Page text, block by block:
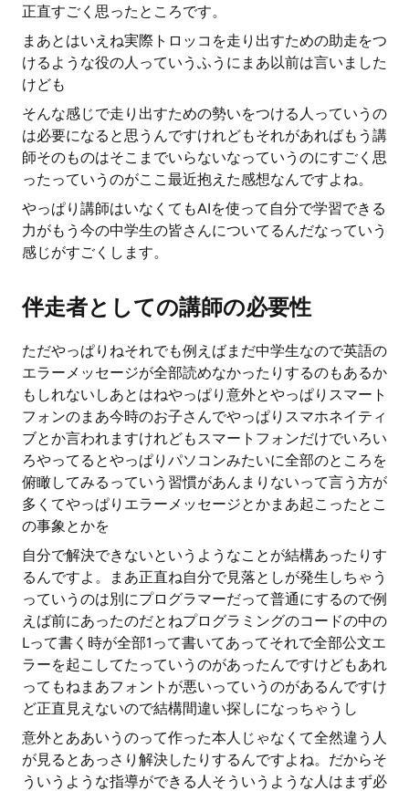
正直すごく思ったところです。
まあとはいえね実際トロッコを走り出すための助走をつ
けるような役の人っていうふうにまあ以前は言いました
けども
そんな感じで走り出すための勢いをつける人っていうの
は必要になると思うんですけれどもそれがあればもう講
師そのものはそこまでいらないなっていうのにすごく思
ったっていうのがここ最近抱えた感想なんですよね。
やっぱり講師はいなくてもAIを使って自分で学習できる
力がもう今の中学生の皆さんについてるんだなっていう
感じがすごくします。
伴走者としての講師の必要性
ただやっぱりねそれでも例えばまだ中学生なので英語の
エラーメッセージが全部読めなかったりするのもあるか
もしれないしあとはねやっぱり意外とやっぱりスマート
フォンのまあ今時のお子さんでやっぱりスマホネイティ
ブとか言われますけれどもスマートフォンだけでいろい
ろやってるとやっぱりパソコンみたいに全部のところを
俯瞰してみるっていう習慣があんまりないって言う方が
多くてやっぱりエラーメッセージとかまあ起こったとこ
の事象とかを
自分で解決できないというようなことが結構あったりす
るんですよ。まあ正直ね自分で見落としが発生しちゃう
っていうのは別にプログラマーだって普通にするので例
えば前にあったのだとねプログラミングのコードの中の
Lって書く時が全部1って書いてあってそれで全部公文エ
ラーを起こしてたっていうのがあったんですけどもあれ
ってもねまあフォントが悪いっていうのがあるんですけ
ど正直見えないので結構間違い探しになっちゃうし
意外とああいうのって作った本人じゃなくて全然違う人
が見るとあっさり解決したりするんですよね。だからそ
ういうような指導ができる人そういうような人はまず必